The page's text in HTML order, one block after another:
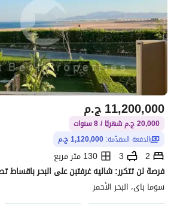
ج.م11,200,000
20,000 ج.م شهريًا / 8 سنوات
الدفعة المقدّمة: 1,120,000 ج.م
2
3
130 متر مربع
فرصة لن تتكرر: شاليه غرفتبن على البحر باقساط تصل ل8
سوما باى، البحر الأحمر